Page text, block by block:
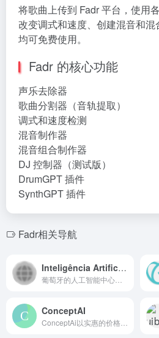
将歌曲上传到 Fadr 平台，使用
改变调式和速度、创建混音和
均可免费使用。
Fadr 的核心功能
声乐去除器
歌曲分割器（音轨提取）
调式和速度检测
混音制作器
混音组合制作器
DJ 控制器（测试版）
DrumGPT 插件
SynthGPT 插件
Fadr相关导航
Inteligência Artificial Hoje
ConceptAI